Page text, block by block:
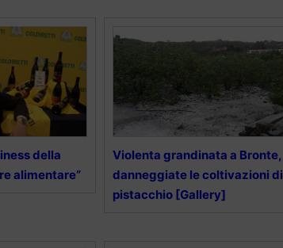
della
alimentare”
Violenta grandinata a Bronte,
danneggiate le coltivazioni di
pistacchio [Gallery]